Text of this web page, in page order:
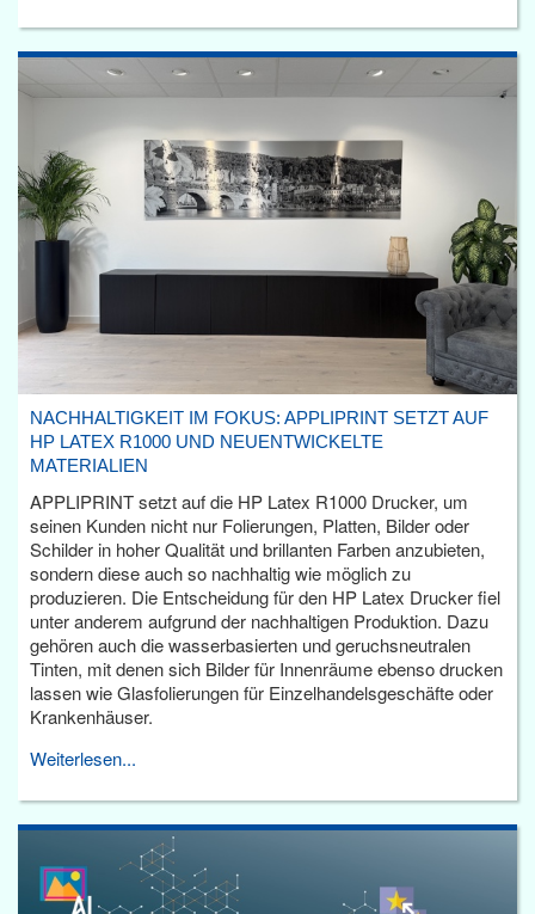
NACHHALTIGKEIT IM FOKUS: APPLIPRINT SETZT AUF
HP LATEX R1000 UND NEUENTWICKELTE
MATERIALIEN
APPLIPRINT setzt auf die HP Latex R1000 Drucker, um
seinen Kunden nicht nur Folierungen, Platten, Bilder oder
Schilder in hoher Qualität und brillanten Farben anzubieten,
sondern diese auch so nachhaltig wie möglich zu
produzieren. Die Entscheidung für den HP Latex Drucker fiel
unter anderem aufgrund der nachhaltigen Produktion. Dazu
gehören auch die wasserbasierten und geruchsneutralen
Tinten, mit denen sich Bilder für Innenräume ebenso drucken
lassen wie Glasfolierungen für Einzelhandelsgeschäfte oder
Krankenhäuser.
Weiterlesen...